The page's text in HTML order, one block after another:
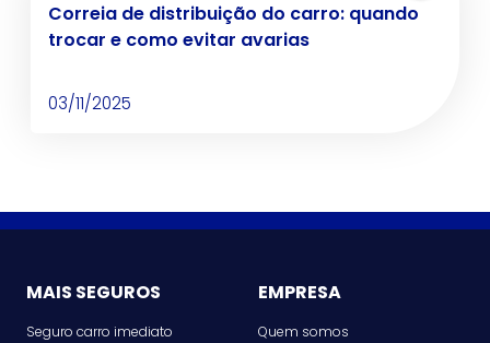
Correia de distribuição do carro: quando
trocar e como evitar avarias
03/11/2025
MAIS SEGUROS
Seguro carro imediato
EMPRESA
Quem somos